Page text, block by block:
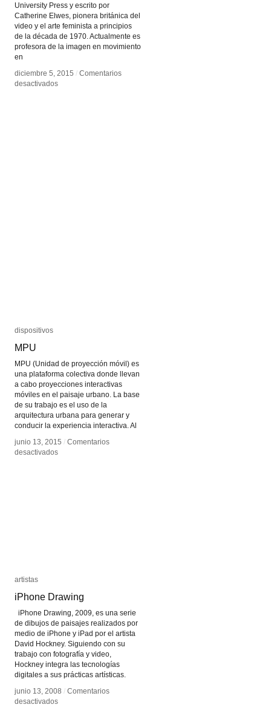
University Press y escrito por
Catherine Elwes, pionera británica del
video y el arte feminista a principios
de la década de 1970. Actualmente es
profesora de la imagen en movimiento
en
diciembre 5, 2015 / Comentarios
desactivadosen
diciembre 5, 2015 / Comentarios
desactivadosen
dispositivos
MPU
MPU (Unidad de proyección móvil) es
una plataforma colectiva donde llevan
a cabo proyecciones interactivas
móviles en el paisaje urbano. La base
de su trabajo es el uso de la
arquitectura urbana para generar y
conducir la experiencia interactiva. Al
junio 13, 2015 / Comentarios
desactivadosen
dispositivos
MPU
junio 13, 2015 / Comentarios
desactivadosen
artistas
iPhone Drawing
iPhone Drawing, 2009, es una serie
de dibujos de paisajes realizados por
medio de iPhone y iPad por el artista
David Hockney. Siguiendo con su
trabajo con fotografía y video,
Hockney integra las tecnologías
digitales a sus prácticas artísticas.
junio 13, 2008 / Comentarios
desactivadosen
artistas
iPhone Drawing
junio 13, 2008 / Comentarios
desactivadosen